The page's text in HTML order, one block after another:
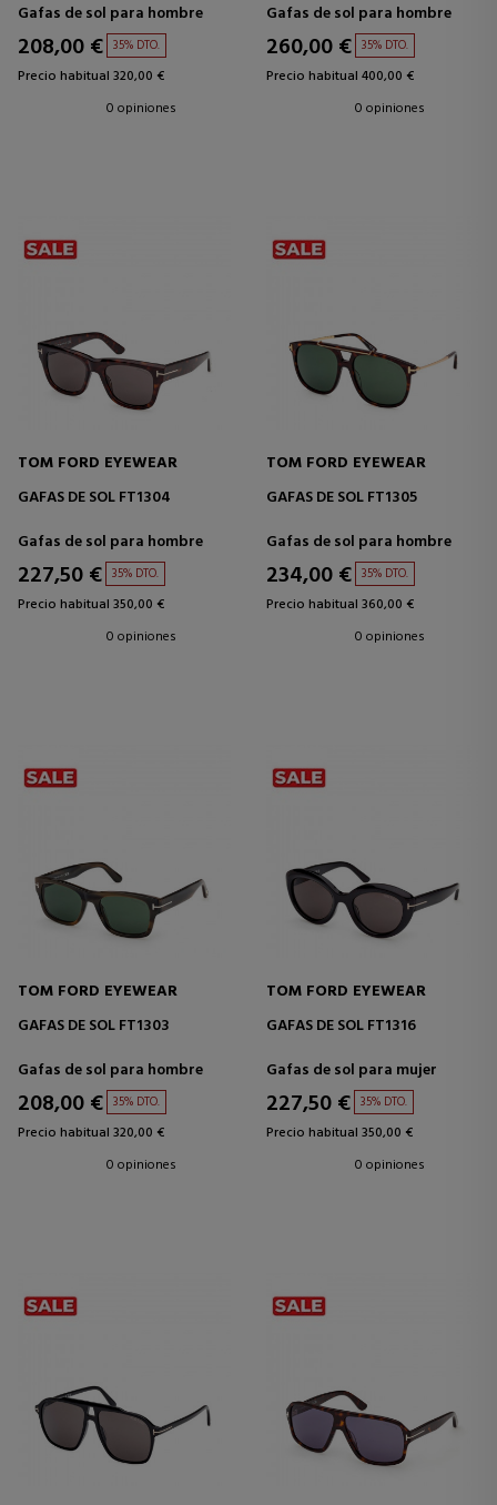
Gafas de sol para hombre
208,00 € 35% DTO.
Precio habitual 320,00 €
0 opiniones
Gafas de sol para hombre
260,00 € 35% DTO.
Precio habitual 400,00 €
0 opiniones
TOM FORD EYEWEAR
GAFAS DE SOL FT1304
Gafas de sol para hombre
227,50 € 35% DTO.
Precio habitual 350,00 €
0 opiniones
TOM FORD EYEWEAR
GAFAS DE SOL FT1305
Gafas de sol para hombre
234,00 € 35% DTO.
Precio habitual 360,00 €
0 opiniones
TOM FORD EYEWEAR
GAFAS DE SOL FT1303
Gafas de sol para hombre
208,00 € 35% DTO.
Precio habitual 320,00 €
0 opiniones
TOM FORD EYEWEAR
GAFAS DE SOL FT1316
Gafas de sol para mujer
227,50 € 35% DTO.
Precio habitual 350,00 €
0 opiniones